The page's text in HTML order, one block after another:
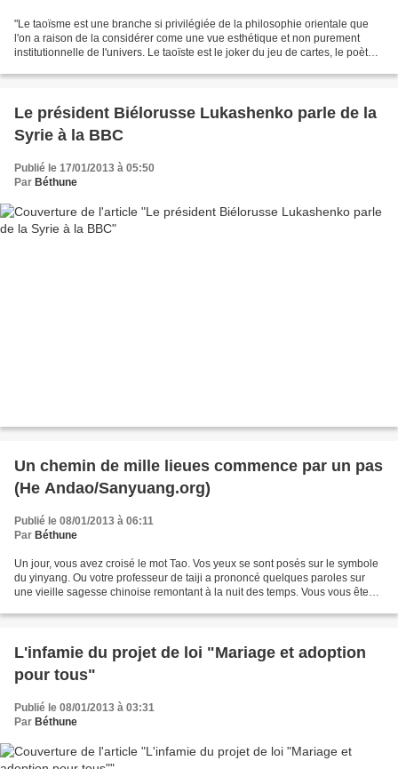
"Le taoïsme est une branche si privilégiée de la philosophie orientale que
l'on a raison de la considérer come une vue esthétique et non purement
institutionnelle de l'univers. Le taoïste est le joker du jeu de cartes, le poète
Le président Biélorusse Lukashenko parle de la
Syrie à la BBC
Publié le 17/01/2013 à 05:50
Par Béthune
Un chemin de mille lieues commence par un pas
(He Andao/Sanyuang.org)
Publié le 08/01/2013 à 06:11
Par Béthune
Un jour, vous avez croisé le mot Tao. Vos yeux se sont posés sur le symbole
du yinyang. Ou votre professeur de taiji a prononcé quelques paroles sur
une vieille sagesse chinoise remontant à la nuit des temps. Vous vous êtes
L'infamie du projet de loi "Mariage et adoption
pour tous"
Publié le 08/01/2013 à 03:31
Par Béthune